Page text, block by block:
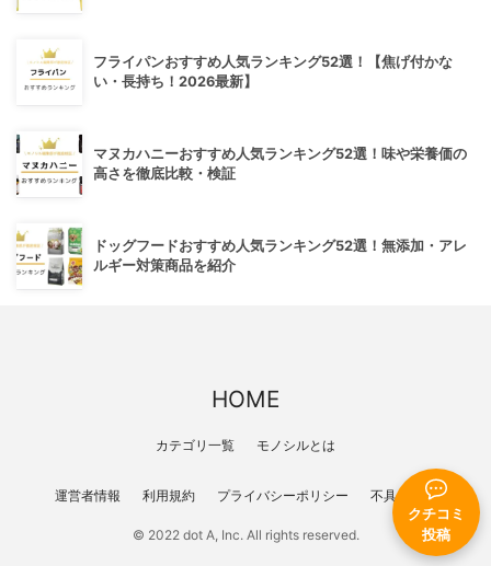
クチコミ
投稿
フライパンおすすめ人気ランキング52選！【焦げ付かな
い・長持ち！2026最新】
マヌカハニーおすすめ人気ランキング52選！味や栄養価の
高さを徹底比較・検証
ドッグフードおすすめ人気ランキング52選！無添加・アレ
ルギー対策商品を紹介
HOME
カテゴリ一覧 モノシルとは
運営者情報 利用規約 プライバシーポリシー 不具合報告
© 2022 dot A, Inc. All rights reserved.